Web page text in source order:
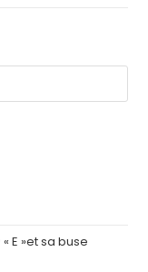
E »et sa buse